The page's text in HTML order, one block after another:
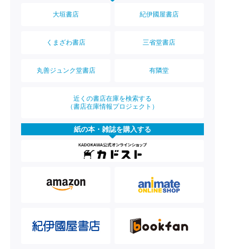
大垣書店 紀伊國屋書店
くまざわ書店 三省堂書店
丸善ジュンク堂書店 有隣堂
近くの書店在庫を検索する
（書店在庫情報プロジェクト）
紙の本・雑誌を購入する